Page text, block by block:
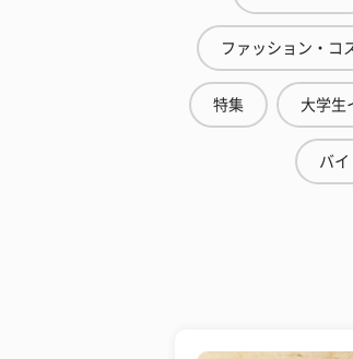
ファッション・コ
特集 大学生
バ